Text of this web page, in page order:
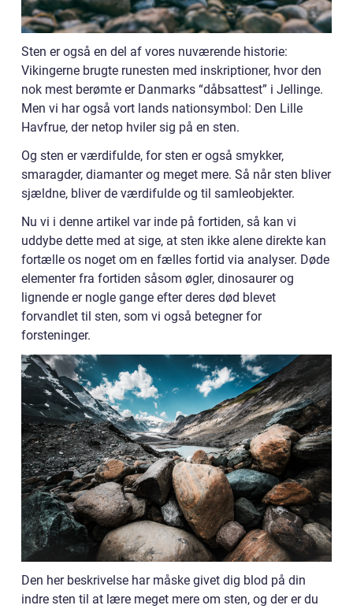
Sten er også en del af vores nuværende historie:
Vikingerne brugte runesten med inskriptioner, hvor den
nok mest berømte er Danmarks “dåbsattest” i Jellinge.
Men vi har også vort lands nationsymbol: Den Lille
Havfrue, der netop hviler sig på en sten.
Og sten er værdifulde, for sten er også smykker,
smaragder, diamanter og meget mere. Så når sten bliver
sjældne, bliver de værdifulde og til samleobjekter.
Nu vi i denne artikel var inde på fortiden, så kan vi
uddybe dette med at sige, at sten ikke alene direkte kan
fortælle os noget om en fælles fortid via analyser. Døde
elementer fra fortiden såsom øgler, dinosaurer og
lignende er nogle gange efter deres død blevet
forvandlet til sten, som vi også betegner for
forsteninger.
Den her beskrivelse har måske givet dig blod på din
indre sten til at lære meget mere om sten, og der er du